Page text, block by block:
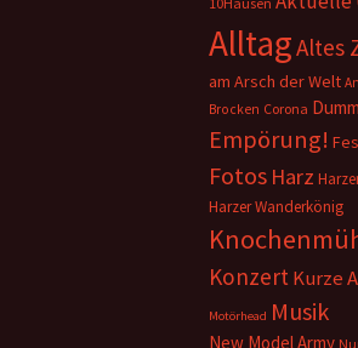
AlltagAltes
am Arsch der Welt
Brocken Corona
Empörung!
Fotos Harz
Harzer Wanderkönig
Konzert Kurze
Motörhead Musik
New Model Army